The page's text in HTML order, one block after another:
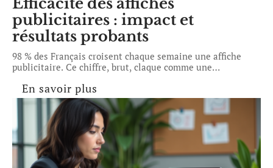
publicitaires : impact et
résultats probants
98 % des Français croisent chaque semaine une affiche
publicitaire. Ce chiffre, brut, claque comme une…
En savoir plus